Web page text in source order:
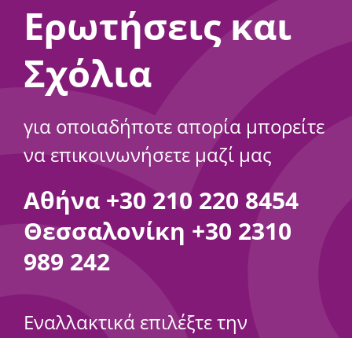
Ερωτήσεις και
Σχόλια
για οποιαδήποτε απορία μπορείτε
να επικοινωνήσετε μαζί μας
Αθήνα +30 210 220 8454
Θεσσαλονίκη +30 2310
989 242
Εναλλακτικά επιλέξτε την